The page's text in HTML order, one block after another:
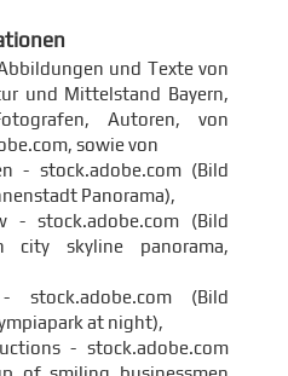
und Texte von
und Mittelstand Bayern,
Autoren, von
sowie von
- stock.adobe.com (Bild
Panorama),
- stock.adobe.com (Bild
city skyline panorama,
(Bild
at night),
- stock.adobe.com